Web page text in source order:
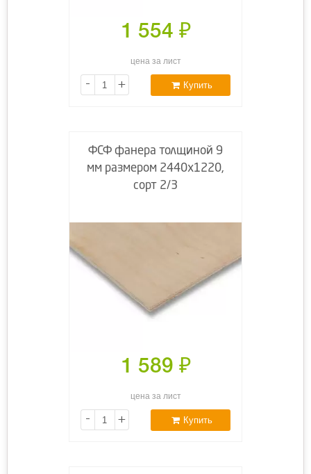
1 554 ₽
цена за лист
- + Купить
ФСФ фанера толщиной 9
мм размером 2440х1220,
сорт 2/3
1 589 ₽
цена за лист
- + Купить